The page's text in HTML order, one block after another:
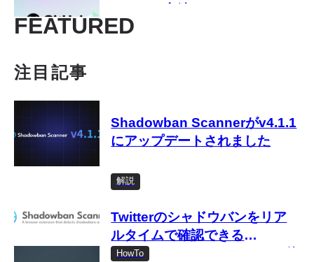
FEATURED
注目記事
Shadowban Scannerがv4.1.1
にアップデートされました
解説
Twitterのシャドウバンをリア
ルタイムで確認できる
「Shadowban Scanner」の使
HowTo